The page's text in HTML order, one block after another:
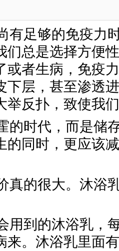
有足够的免疫力
们总是选择方便
或者生病，免疫
下层，甚至渗透
举反扑，致使我
的时代，而是储
的同时，更应该
真的很大。沐浴
用到的沐浴乳，
来。沐浴乳里面